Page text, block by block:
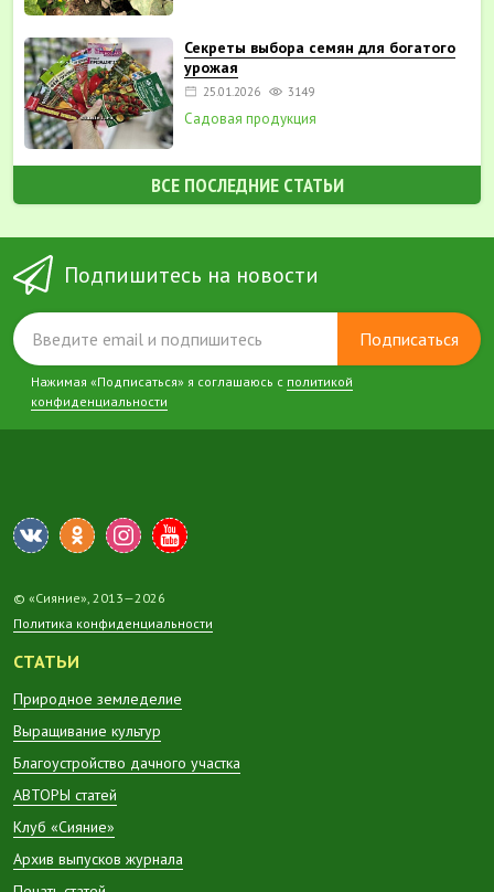
Секреты выбора семян для богатого
урожая
25.01.2026 3149
Садовая продукция
ВСЕ ПОСЛЕДНИЕ СТАТЬИ
Подпишитесь на новости
Подписаться
Нажимая «Подписаться» я соглашаюсь с политикой
конфиденциальности
© «Сияние», 2013—2026
Политика конфиденциальности
СТАТЬИ
Природное земледелие
Выращивание культур
Благоустройство дачного участка
АВТОРЫ статей
Клуб «Сияние»
Архив выпусков журнала